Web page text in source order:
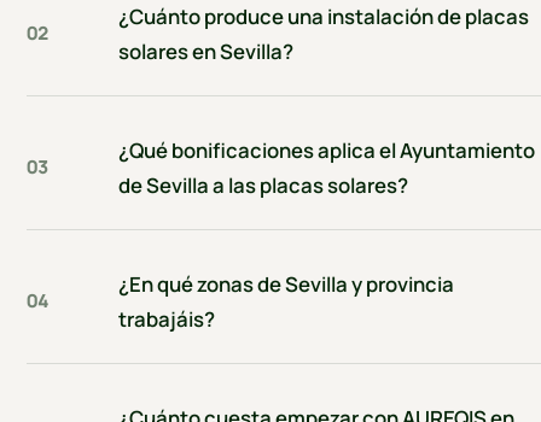
02
¿Cuánto produce una instalación de placas
solares en Sevilla?
03
¿Qué bonificaciones aplica el Ayuntamiento
de Sevilla a las placas solares?
04
¿En qué zonas de Sevilla y provincia
trabajáis?